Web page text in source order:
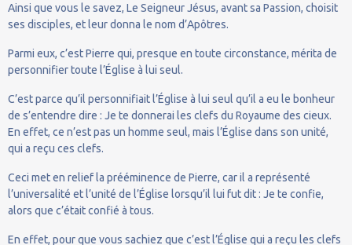
Ainsi que vous le savez, Le Seigneur Jésus, avant sa Passion, choisit
ses disciples, et leur donna le nom d’Apôtres.
Parmi eux, c’est Pierre qui, presque en toute circonstance, mérita de
personnifier toute l’Église à lui seul.
C’est parce qu’il personnifiait l’Église à lui seul qu’il a eu le bonheur
de s’entendre dire : Je te donnerai les clefs du Royaume des cieux.
En effet, ce n’est pas un homme seul, mais l’Église dans son unité,
qui a reçu ces clefs.
Ceci met en relief la prééminence de Pierre, car il a représenté
l’universalité et l’unité de l’Église lorsqu’il lui fut dit : Je te confie,
alors que c’était confié à tous.
En effet, pour que vous sachiez que c’est l’Église qui a reçu les clefs